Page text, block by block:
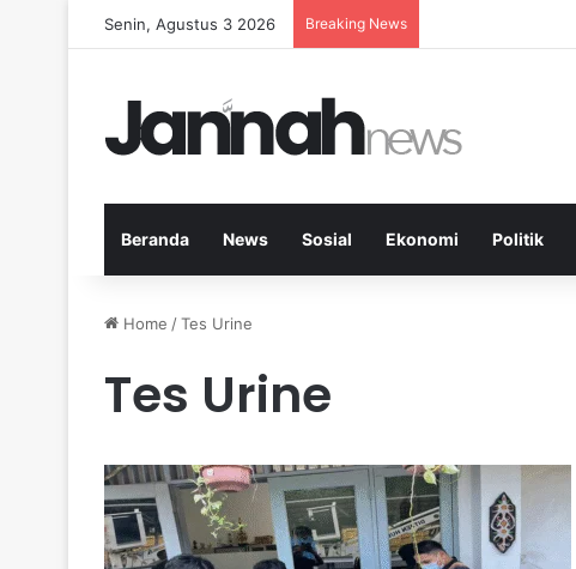
Senin, Agustus 3 2026 Breaking News
Beranda News Sosial Ekonomi Politik
Home /Tes Urine
Tes Urine